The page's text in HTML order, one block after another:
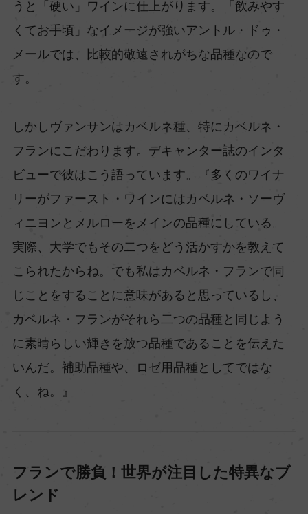
うと「硬い」ワインに仕上がります。「飲みやす
くてお手頃」なイメージが強いアントル・ドゥ・
メールでは、比較的敬遠されがちな品種なので
す。
しかしヴァンサンはカベルネ種、特にカベルネ・
フランにこだわります。デキャンター誌のインタ
ビューで彼はこう語っています。『多くのワイナ
リーがファースト・ワインにはカベルネ・ソーヴ
ィニヨンとメルローをメインの品種にしている。
実際、大学でもその二つをどう活かすかを教えて
こられたからね。でも私はカベルネ・フランで同
じことをすることに意味があると思っているし、
カベルネ・フランがそれら二つの品種と同じよう
に素晴らしい輝きを放つ品種であることを伝えた
いんだ。補助品種や、ロゼ用品種としてではな
く、ね。』
フランで勝負！世界が注目した特異なブ
レンド